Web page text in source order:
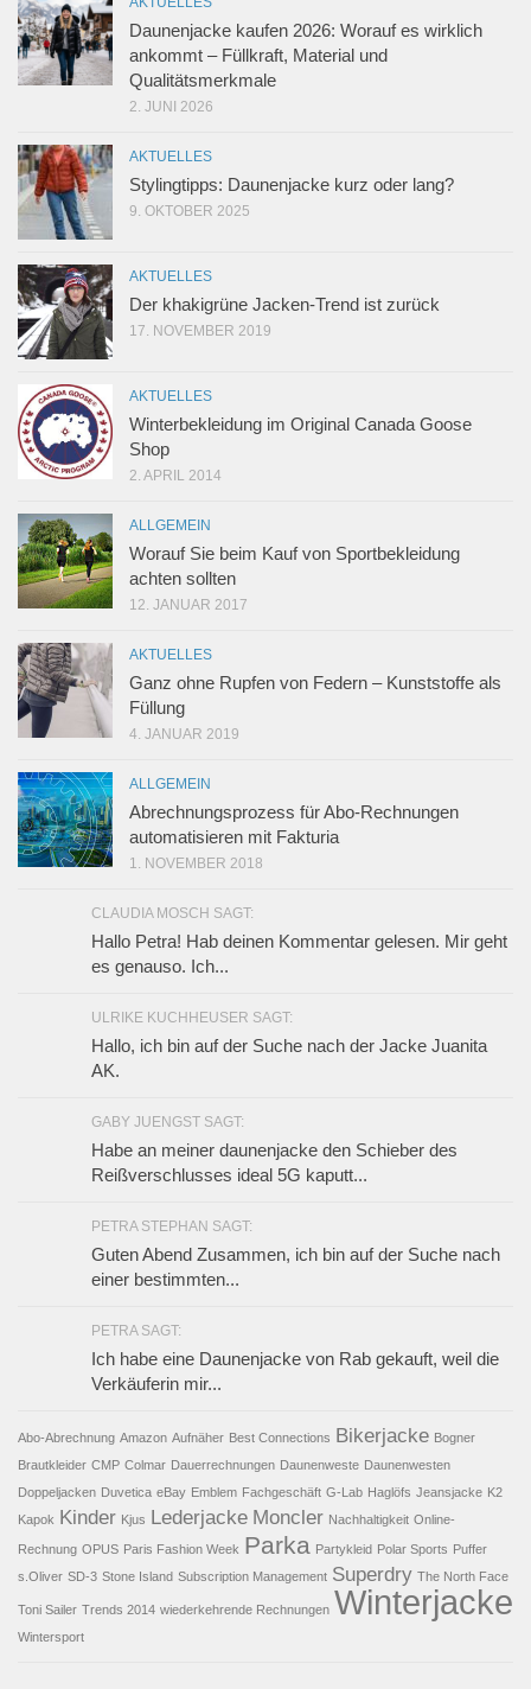
Daunenjacke kaufen 2026: Worauf es wirklich
ankommt – Füllkraft, Material und
Qualitätsmerkmale
2. JUNI 2026
AKTUELLES
Stylingtipps: Daunenjacke kurz oder lang?
9. OKTOBER 2025
AKTUELLES
Der khakigrüne Jacken-Trend ist zurück
17. NOVEMBER 2019
AKTUELLES
Winterbekleidung im Original Canada Goose
Shop
2. APRIL 2014
ALLGEMEIN
Worauf Sie beim Kauf von Sportbekleidung
achten sollten
12. JANUAR 2017
AKTUELLES
Ganz ohne Rupfen von Federn – Kunststoffe als
Füllung
4. JANUAR 2019
ALLGEMEIN
Abrechnungsprozess für Abo-Rechnungen
automatisieren mit Fakturia
1. NOVEMBER 2018
CLAUDIA MOSCH SAGT:
Hallo Petra! Hab deinen Kommentar gelesen. Mir geht
es genauso. Ich...
ULRIKE KUCHHEUSER SAGT:
Hallo, ich bin auf der Suche nach der Jacke Juanita
AK.
GABY JUENGST SAGT:
Habe an meiner daunenjacke den Schieber des
Reißverschlusses ideal 5G kaputt...
PETRA STEPHAN SAGT:
Guten Abend Zusammen, ich bin auf der Suche nach
einer bestimmten...
PETRA SAGT:
Ich habe eine Daunenjacke von Rab gekauft, weil die
Verkäuferin mir...
Abo-Abrechnung Amazon Aufnäher Best Connections Bikerjacke Bogner
Brautkleider CMP Colmar Dauerrechnungen Daunenweste Daunenwesten
Doppeljacken Duvetica eBay Emblem Fachgeschäft G-Lab Haglöfs Jeansjacke K2
Kapok Kinder Kjus Lederjacke Moncler Nachhaltigkeit Online-
Rechnung OPUS Paris Fashion Week Parka Partykleid Polar Sports Puffer
s.Oliver SD-3 Stone Island Subscription Management Superdry The North Face
Toni Sailer Trends 2014 wiederkehrende Rechnungen Winterjacke
Wintersport